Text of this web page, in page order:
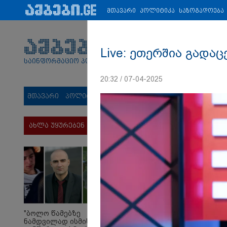
პარტნიორები: ახალი ამბები ეკონომიკა ვიდეო
საინფორმაციო პორტალი
მთავარი პოლიტიკა საზოგადოება სამართალი
ახლა უყურებენ
"ბოლო წამებზე
ნამდვილად ისმის
მთავარი პოლიტიკა საზოგადოება
Live: ეთერშია
20:32 / 07-04-2025